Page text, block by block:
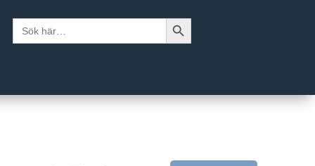
Sök
efter:
Sökknapp